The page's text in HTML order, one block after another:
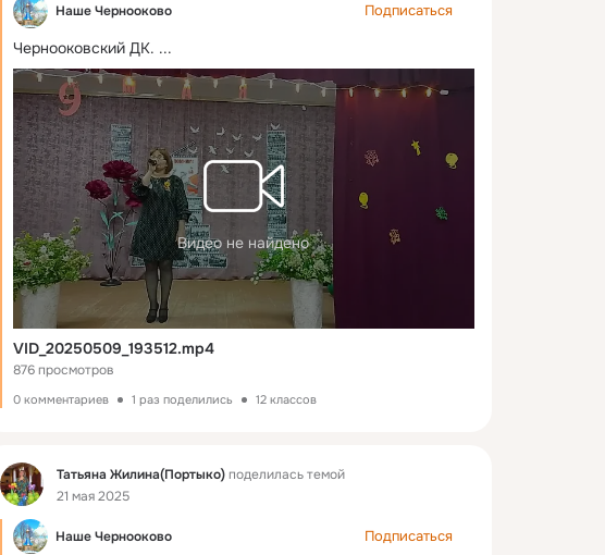
Наше Чернооково Подписаться
Чернооковский ДК. ...
Видео не найдено
VID_20250509_193512.mp4
876 просмотров
0 комментариев 1 раз поделились 12 классов
Фид Татьяна Жилина(Портыко)поделилась темой
21 мая 2025
Наше Чернооково Подписаться